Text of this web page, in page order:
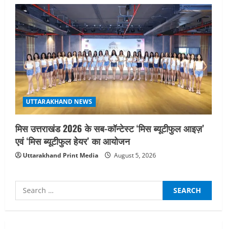
UTTARAKHAND NEWS
मिस उत्तराखंड 2026 के सब-कॉन्टेस्ट ‘मिस ब्यूटीफुल आइज़’
एवं ‘मिस ब्यूटीफुल हेयर’ का आयोजन
Uttarakhand Print Media August 5, 2026
Search
for: